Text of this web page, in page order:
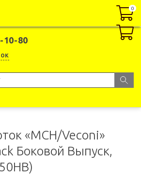
10-80
0
0
«MCH/Veconi»
Боковой Выпуск,